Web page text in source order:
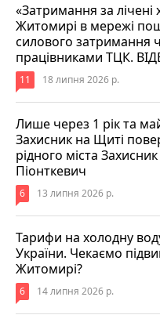
«Затримання за лічені
Житомирі в мережі
силового затримання
працівниками ТЦК.
11 18 липня 2026 р.
Лише через 1 рік та
Захисник на Щиті
рідного міста
Піонткевич
6 13 липня 2026 р.
Тарифи на холодну
України. Чекаємо
Житомирі?
6 14 липня 2026 р.